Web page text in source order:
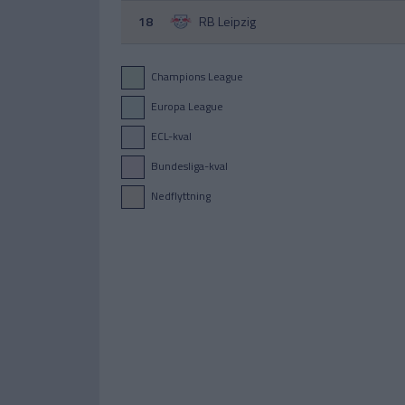
18 RB Leipzig
Champions League
Europa League
ECL-kval
Bundesliga-kval
Nedflyttning